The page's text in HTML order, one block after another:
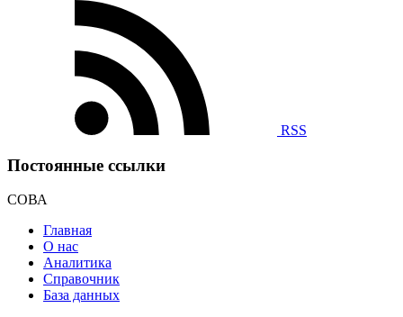
RSS
Постоянные ссылки
СОВА
Главная
О нас
Аналитика
Справочник
База данных